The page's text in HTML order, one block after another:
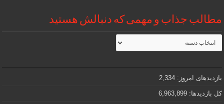
مطالب جذاب و مهمی که دنبالش هستید
مطالب
جذاب
و
که
دنبالش
هستید
بازدیدهای امروز: 2,334
کل بازدیدها: 6,963,899